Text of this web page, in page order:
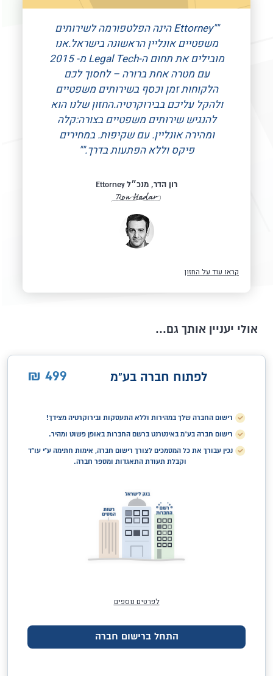
"Ettorney הינה הפלטפורמה לשירותים
משפטיים אונליין הראשונה בישראל.אנו
מובילים את תחום ה-Legal Tech מ- 2015
עם מטרה אחת ברורה – לחסוך לכם
הלקוחות זמן וכסף בשירותים משפטיים
ולהקל עליכם בבירוקרטיה.החזון שלנו הוא
להנגיש שירותים משפטיים בצורה:קלה
ומהירה אונליין. עם שקיפות. במחירים
פיקס וללא הפתעות בדרך."
רון הדר, מנכ״ל Ettorney
קראו עוד על החזון
אולי יעניין אותך גם...
499
₪ לפתוח חברה בע"מ
רישום החברה שלך במהירות וללא התעסקות ובירוקרטיה מצידך!
רישום חברה בע"מ באינטרנט ברשם החברות באופן פשוט ומהיר.
נכין עבורך את כל המסמכים לצורך רישום חברה, אימות חתימה ע"י עו"ד
וקבלת תעודת התאגדות ומספר חברה.
לפרטים נוספים
התחל ברישום חברה